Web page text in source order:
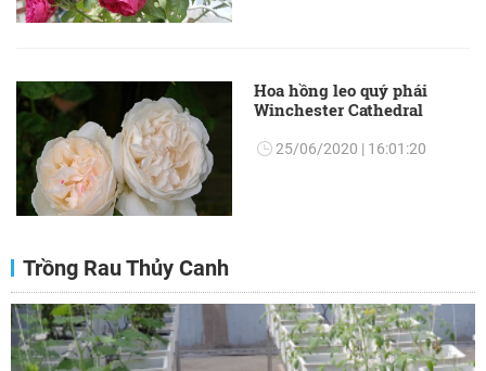
Hoa hồng leo quý phái
Winchester Cathedral
25/06/2020 | 16:01:20
Trồng Rau Thủy Canh